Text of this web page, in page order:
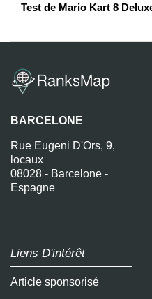
Test de Mario Kart 8
BARCELONE
Rue Eugeni D'Ors, 9,
locaux
08028 - Barcelone -
Espagne
Liens D'intérêt
Article sponsorisé